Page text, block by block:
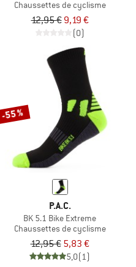
Chaussettes de cyclisme
12,95 € 9,19 €
(0)
-55 %
P.A.C.
BK 5.1 Bike Extreme
Chaussettes de cyclisme
12,95 € 5,83 €
5,0(1)